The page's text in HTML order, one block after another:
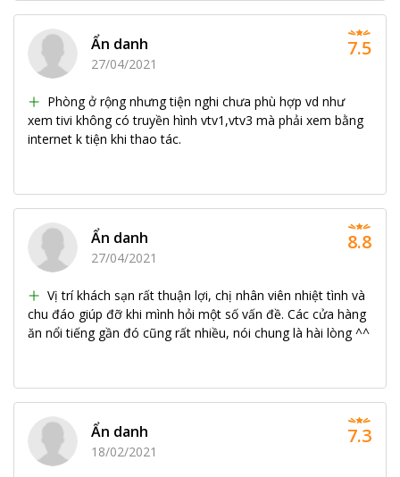
Ẩn danh
27/04/2021
Phòng ở rộng nhưng tiện nghi chưa phù hợp vd như
xem tivi không có truyền hình vtv1,vtv3 mà phải xem bằng
internet k tiện khi thao tác.
7.5
Ẩn danh
27/04/2021
Vị trí khách sạn rất thuận lợi, chị nhân viên nhiệt tình và
chu đáo giúp đỡ khi mình hỏi một số vấn đề. Các cửa hàng
ăn nổi tiếng gần đó cũng rất nhiều, nói chung là hài lòng ^^
8.8
Ẩn danh
18/02/2021
7.3